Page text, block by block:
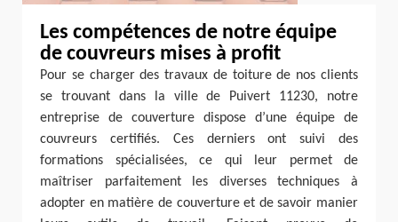
Les compétences de notre équipe
de couvreurs mises à profit
Pour se charger des travaux de toiture de nos clients
se trouvant dans la ville de Puivert 11230, notre
entreprise de couverture dispose d’une équipe de
couvreurs certifiés. Ces derniers ont suivi des
formations spécialisées, ce qui leur permet de
maîtriser parfaitement les diverses techniques à
adopter en matière de couverture et de savoir manier